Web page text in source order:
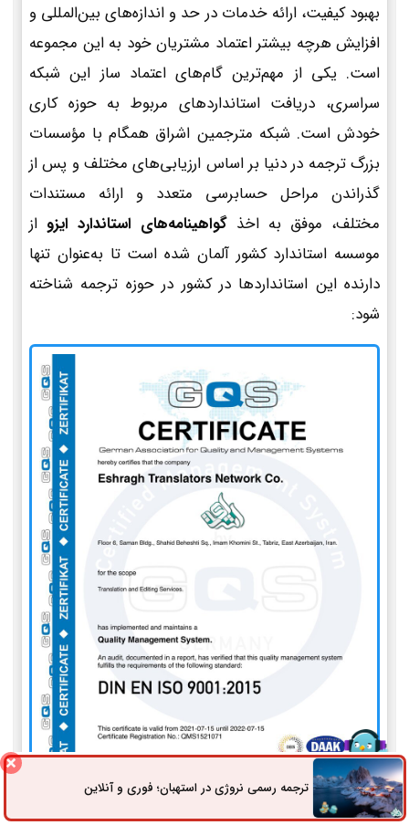
بهبود کیفیت، ارائه خدمات در حد و اندازه‌های بین‌المللی و
افزایش هرچه بیشتر اعتماد مشتریان خود به این مجموعه
است. یکی از مهم‌ترین گام‌های اعتماد ساز این شبکه
سراسری، دریافت استانداردهای مربوط به حوزه کاری
خودش است. شبکه مترجمین اشراق همگام با مؤسسات
بزرگ ترجمه در دنیا بر اساس ارزیابی‌های مختلف و پس از
گذراندن مراحل حسابرسی متعدد و ارائه مستندات
مختلف، موفق به اخذ گواهینامه‌های استاندارد ایزو از
موسسه استاندارد کشور آلمان شده است تا به‌عنوان تنها
دارنده این استانداردها در کشور در حوزه ترجمه شناخته
شود:
ترجمه رسمی نروژی در استهبان؛ فوری و آنلاینثبت سفارش راه های ارتباطی